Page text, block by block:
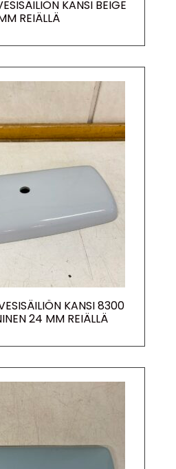
KANSI BEIGE
REIÄLLÄ
KANSI 8300
24 MM REIÄLLÄ